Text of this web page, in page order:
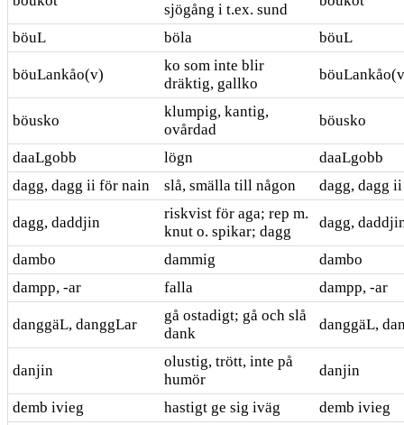
sjögång i t.ex. sund
böuL böla böuL
böuLankåo(v)
ko som inte blir
dräktig, gallko
böusko
klumpig, kantig,
ovårdad
böusko
daaLgobb lögn
daaLgobb
dagg, dagg ii för nain
slå, smälla till någon dagg, dagg
dagg, daddjin
riskvist för aga; rep m.
knut o. spikar; dagg
dagg,
dambo dammig
dambo
dampp, -ar
falla dampp, -ar
danggäL, danggLar
gå ostadigt; gå och slå
dank
danggäL,
danjin
olustig, trött, inte på
humör
danjin
demb ivieg hastigt ge sig iväg
demb ivieg